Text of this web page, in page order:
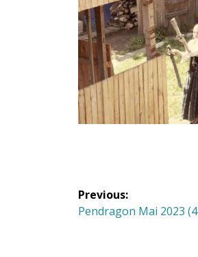
Navigation
de
Previous:
Previous
Pendragon Mai 2023